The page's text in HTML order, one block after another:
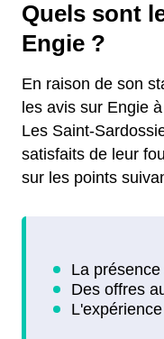
Quels sont
Engie ?
En raison de son
les avis sur Engie
Les Saint-
satisfaits de leur
sur les points